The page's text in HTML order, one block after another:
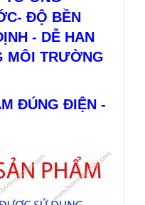
ĐỘ BỀN
- DỄ HAN
MÔI TRƯỜNG
ĐÚNG ĐIỆN -